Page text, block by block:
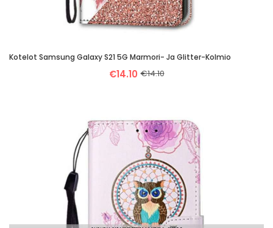
Kotelot Samsung Galaxy S21 5G Marmori- Ja Glitter-Kolmio
€14.10 €14.10